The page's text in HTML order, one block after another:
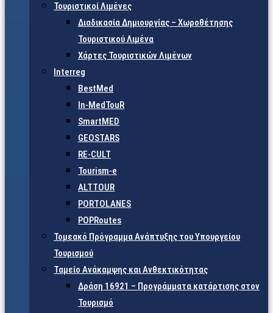
Τουριστικοί Λιμένες
Διαδικασία Δημιουργίας – Χωροθέτησης
Τουριστικού Λιμένα
Χάρτες Τουριστικών Λιμένων
Interreg
BestMed
In-MedTouR
SmartMED
GEOSTARS
RE-CULT
Tourism-e
ALTTOUR
PORTOLANES
POPRoutes
Τομεακό Πρόγραμμα Ανάπτυξης του Υπουργείου
Τουρισμού
Ταμείο Ανάκαμψης και Ανθεκτικότητας
Δράση 16921 – Προγράμματα κατάρτισης στον
Τουρισμό